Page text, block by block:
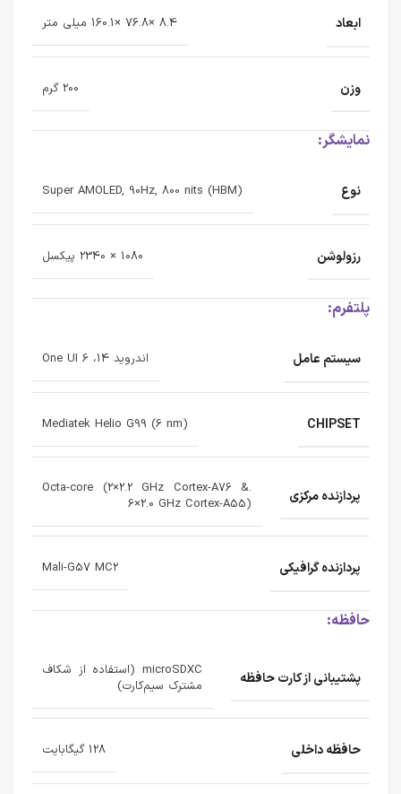
ابعاد 8.4 ×76.8 ×160.1 میلی متر
وزن 200 گرم
نمایشگر:
نوع Super AMOLED, 90Hz, 800 nits (HBM)
رزولوشن 1080 × 2340 پیکسل
پلتفرم:
سیستم عامل اندروید 14، One UI 6
CHIPSET
Mediatek Helio G99 (6 nm)
پردازنده‌ مرکزی
.Octa-core (2×2.2 GHz Cortex-A76 &
6×2.0 GHz Cortex-A55)
پردازنده‌ گرافیکی Mali-G57 MC2
حافظه:
پشتیبانی از کارت حافظه
microSDXC (استفاده از شکاف
مشترک سیم‌کارت)
حافظه داخلی 128 گیگابایت